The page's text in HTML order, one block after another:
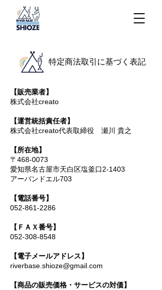
特定商法取引に基づく表記
【販売業者】
株式会社creato
【運営統括責任者】
株式会社creato代表取締役 瀬川 貴之
【所在地】
〒468-0073
愛知県名古屋市天白区塩釜口2-1403
アーバンドエル703
【電話番号】
052-861-2286
【ＦＡＸ番号】
052-308-8548
【電子メールアドレス】
riverbase.shioze@gmail.com
【商品の販売価格・サービスの対価】